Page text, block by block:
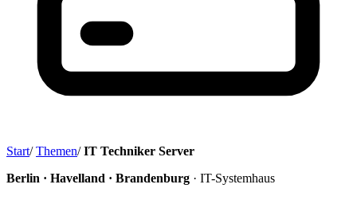
Start/ Themen/ IT Techniker Server
Berlin · Havelland · Brandenburg · IT-Systemhaus